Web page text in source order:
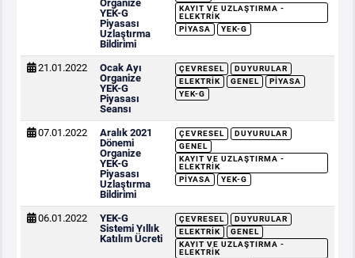
Organize
YEK-G
Piyasası
Uzlaştırma
Bildirimi
KAYIT VE UZLAŞTIRMA -
ELEKTRIK
PIYASA
YEK-G
21.01.2022
Ocak Ayı
Organize
YEK-G
Piyasası
Seansı
ÇEVRESEL
DUYURULAR
ELEKTRIK
GENEL
PIYASA
YEK-G
07.01.2022
Aralık 2021
Dönemi
Organize
YEK-G
Piyasası
Uzlaştırma
Bildirimi
ÇEVRESEL
DUYURULAR
GENEL
KAYIT VE UZLAŞTIRMA -
ELEKTRIK
PIYASA
YEK-G
06.01.2022
YEK-G
Sistemi Yıllık
Katılım Ücreti
ÇEVRESEL
DUYURULAR
ELEKTRIK
GENEL
KAYIT VE UZLAŞTIRMA -
ELEKTRIK